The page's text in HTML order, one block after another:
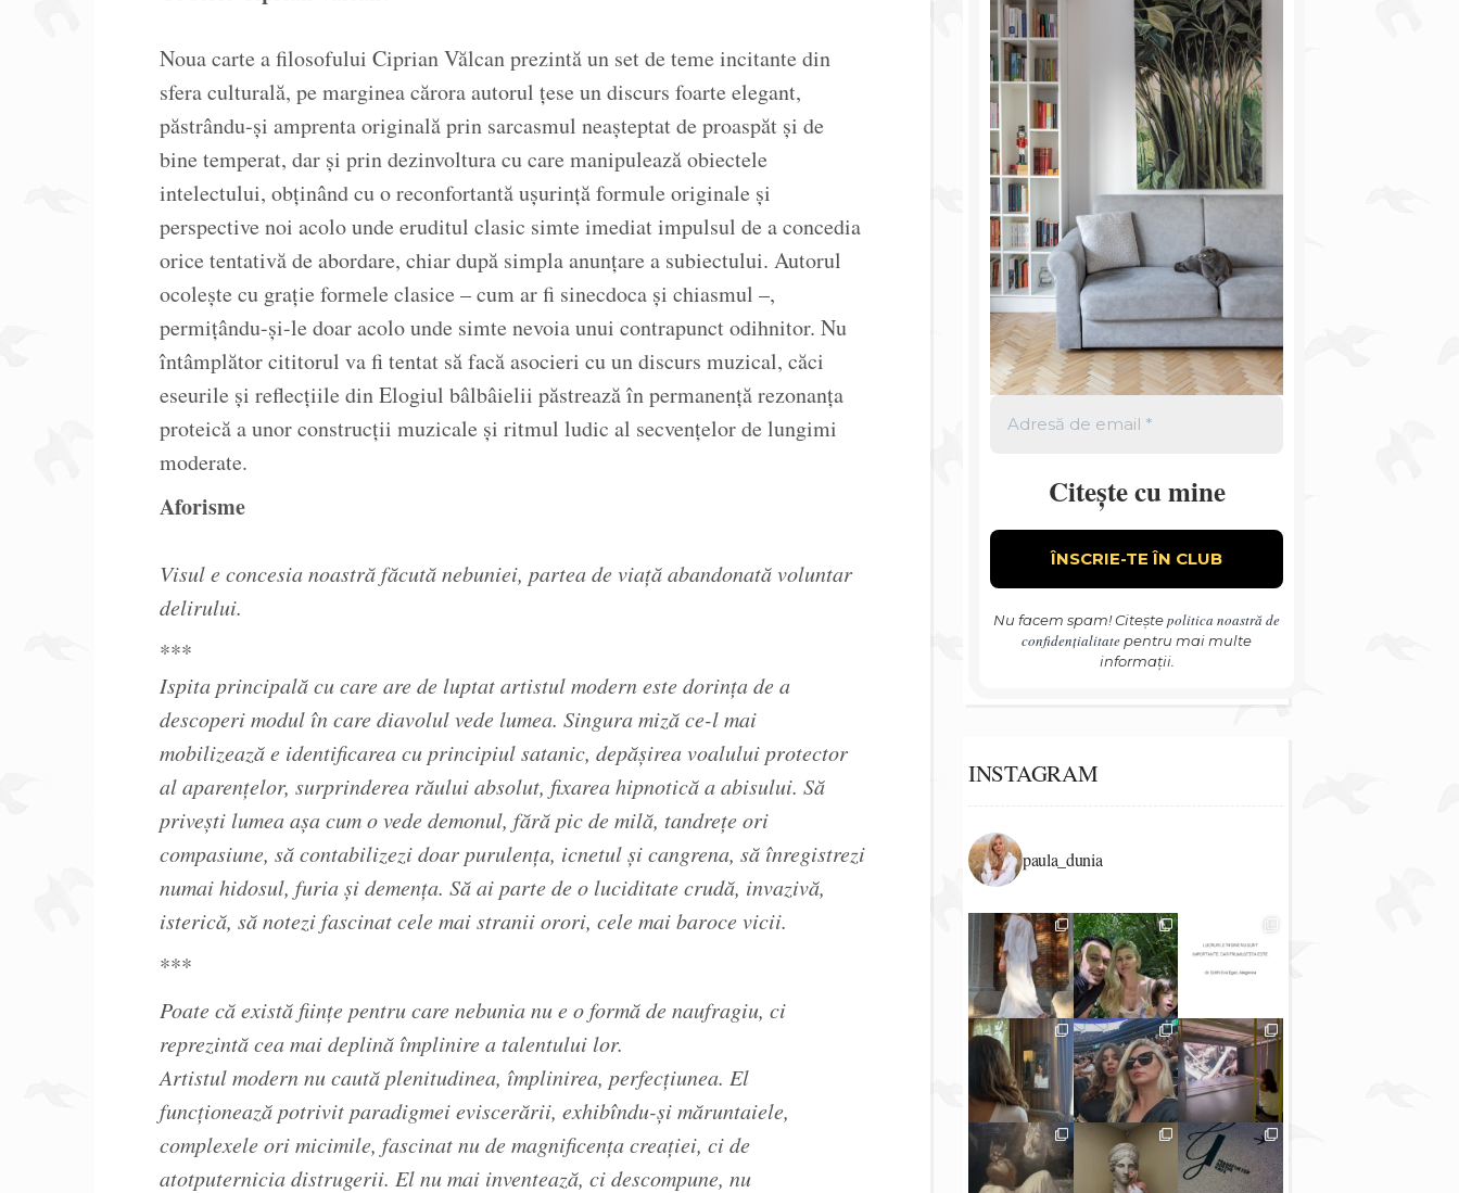
Noua carte a filosofului Ciprian Vălcan prezintă un set de teme incitante din
sfera culturală, pe marginea cărora autorul ţese un discurs foarte elegant,
păstrându-şi amprenta originală prin sarcasmul neaşteptat de proaspăt şi de
bine temperat, dar şi prin dezinvoltura cu care manipulează obiectele
intelectului, obţinând cu o reconfortantă uşurinţă formule originale şi
perspective noi acolo unde eruditul clasic simte imediat impulsul de a concedia
orice tentativă de abordare, chiar după simpla anunţare a subiectului. Autorul
ocoleşte cu graţie formele clasice – cum ar fi sinecdoca şi chiasmul –,
permiţându-şi-le doar acolo unde simte nevoia unui contrapunct odihnitor. Nu
întâmplător cititorul va fi tentat să facă asocieri cu un discurs muzical, căci
eseurile şi reflecţiile din Elogiul bâlbâielii păstrează în permanenţă rezonanţa
proteică a unor construcţii muzicale şi ritmul ludic al secvenţelor de lungimi
moderate.
Aforisme
Visul e concesia noastră făcută nebuniei, partea de viaţă abandonată voluntar
delirului.
***
Ispita principală cu care are de luptat artistul modern este dorinţa de a
descoperi modul în care diavolul vede lumea. Singura miză ce-l mai
mobilizează e identificarea cu principiul satanic, depăşirea voalului protector
al aparenţelor, surprinderea răului absolut, fixarea hipnotică a abisului. Să
priveşti lumea aşa cum o vede demonul, fără pic de milă, tandreţe ori
compasiune, să contabilizezi doar purulenţa, icnetul şi cangrena, să înregistrezi
numai hidosul, furia şi demenţa. Să ai parte de o luciditate crudă, invazivă,
isterică, să notezi fascinat cele mai stranii orori, cele mai baroce vicii.
***
Poate că există fiinţe pentru care nebunia nu e o formă de naufragiu, ci
reprezintă cea mai deplină împlinire a talentului lor.
Artistul modern nu caută plenitudinea, împlinirea, perfecţiunea. El
funcţionează potrivit paradigmei eviscerării, exhibîndu-şi măruntaiele,
complexele ori micimile, fascinat nu de magnificenţa creaţiei, ci de
atotputernicia distrugerii. El nu mai inventează, ci descompune, nu
Citește cu mine
Nu facem spam! Citeștepolitica noastră de
confidențialitate pentru mai multe
informații.
INSTAGRAM
paula_dunia